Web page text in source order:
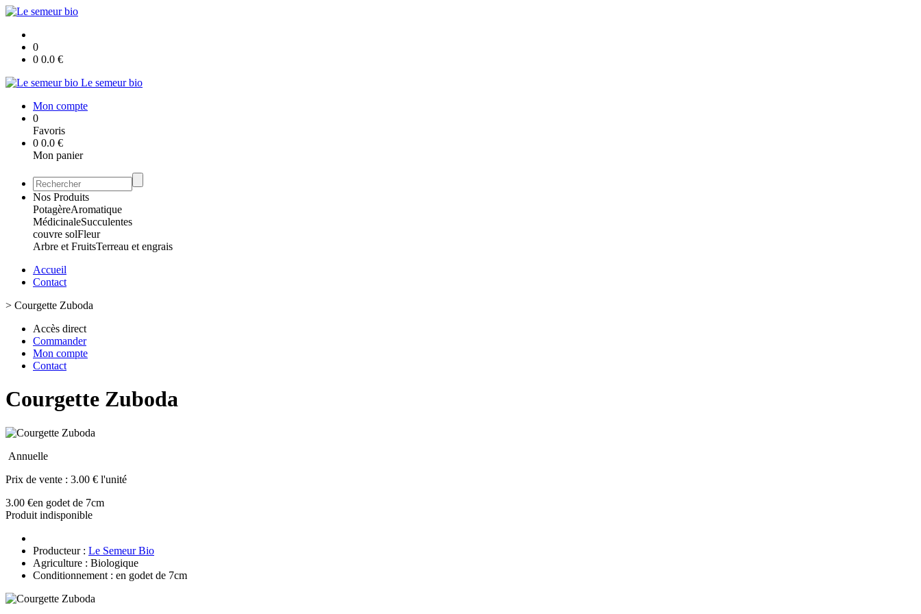
0
0 0.0 €
Le semeur bio
Mon compte
0
Favoris
0 0.0 €
Mon panier
Nos Produits
PotagèreAromatique
MédicinaleSucculentes
couvre solFleur
Arbre et FruitsTerreau et engrais
Accueil
Contact
> Courgette Zuboda
Accès direct
Commander
Mon compte
Contact
Courgette Zuboda
Annuelle
Prix de vente : 3.00 € l'unité
3.00 €en godet de 7cm
Produit indisponible
Producteur : Le Semeur Bio
Agriculture : Biologique
Conditionnement : en godet de 7cm